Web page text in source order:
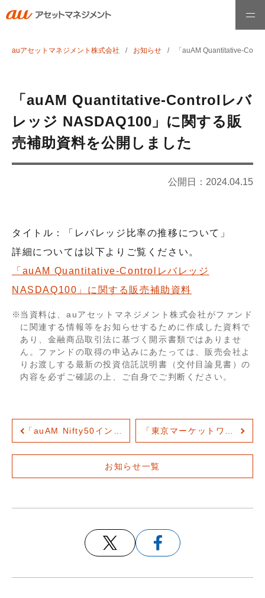
ホーム
ファンド情報
最高運用責任者メッセージ
会社概要
役員紹介
組織図
サービス案内
人権に関する方針
健康経営
auアセットマネジメント株式会社 お知らせ 「auAM Quantitative-
「auAM Quantitative-Controlレバ
レッジ NASDAQ100」に関する販
売補助資料を公開しました
公開日： 2024.04.15
タイトル：「レバレッジ比率の推移について」
詳細については以下よりご覧ください。
「auAM Quantitative-Controlレバレッジ
NASDAQ100」に関する販売補助資料
当資料は、auアセットマネジメント株式会社がファンド
に関連する情報等をお知らせするために作成した資料で
あり、金融商品取引法に基づく開示書類ではありませ
ん。ファンドの取得の申込みにあたっては、販売会社よ
りお渡しする最新の投資信託説明書（交付目論見書）の
内容を必ずご確認の上、ご自身でご判断ください。
「auAM Nifty50インド株ファンド」、業界最安水準（※）の信託報酬率へ引き下げ
お知らせ一覧